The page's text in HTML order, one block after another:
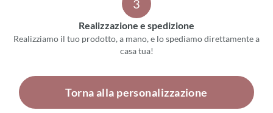
3
Realizzazione e spedizione
Realizziamo il tuo prodotto, a mano, e lo spediamo direttamente a
casa tua!
Torna alla personalizzazione